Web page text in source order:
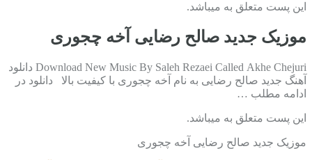
این پست متعلق به میباشد.
موزیک جدید صالح رضایی آخه چجوری
Download New Music By Saleh Rezaei Called Akhe Chejuri دانلود
آهنگ جدید صالح رضایی به نام آخه چجوری با کیفیت بالا دانلود در
ادامه مطلب …
این پست متعلق به میباشد.
موزیک جدید صالح رضایی آخه چجوری